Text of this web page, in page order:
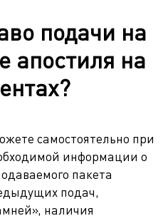
подачи на
апостиля на
самостоятельно при
информации о
пакета
подач,
наличия